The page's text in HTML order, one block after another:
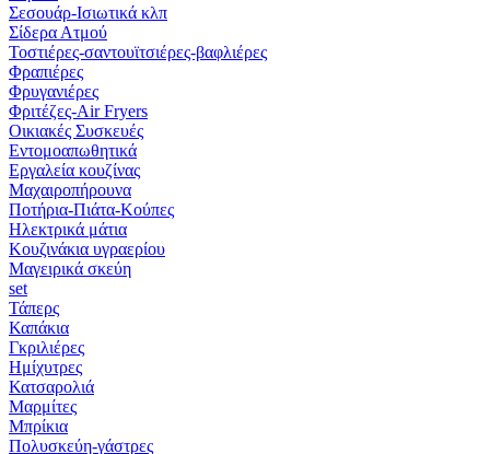
Σεσουάρ-Ισιωτικά κλπ
Σίδερα Ατμού
Τοστιέρες-σαντουϊτσιέρες-βαφλιέρες
Φραπιέρες
Φρυγανιέρες
Φριτέζες-Air Fryers
Οικιακές Συσκευές
Εντομοαπωθητικά
Εργαλεία κουζίνας
Μαχαιροπήρουνα
Ποτήρια-Πιάτα-Κούπες
Ηλεκτρικά μάτια
Κουζινάκια υγραερίου
Μαγειρικά σκεύη
set
Τάπερς
Καπάκια
Γκριλιέρες
Ημίχυτρες
Κατσαρολιά
Μαρμίτες
Μπρίκια
Πολυσκεύη-γάστρες